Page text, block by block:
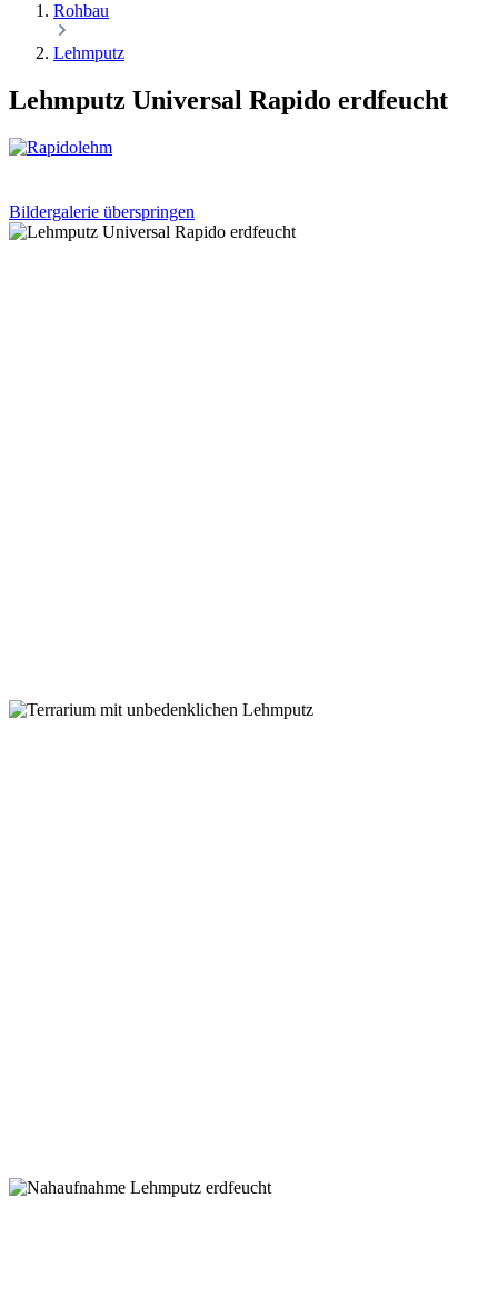
Rohbau
Lehmputz
Lehmputz Universal Rapido erdfeucht
Bildergalerie überspringen